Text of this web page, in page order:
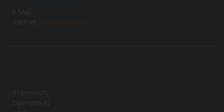
E-Mail:
info(at)visus.com
Internet:
www.visus.com
Impressum
Datenschutz